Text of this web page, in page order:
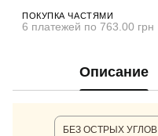
ПОКУПКА ЧАСТЯМИ
6 платежей по 763.00 грн
Описание
БЕЗ ОСТРЫХ УГЛОВ